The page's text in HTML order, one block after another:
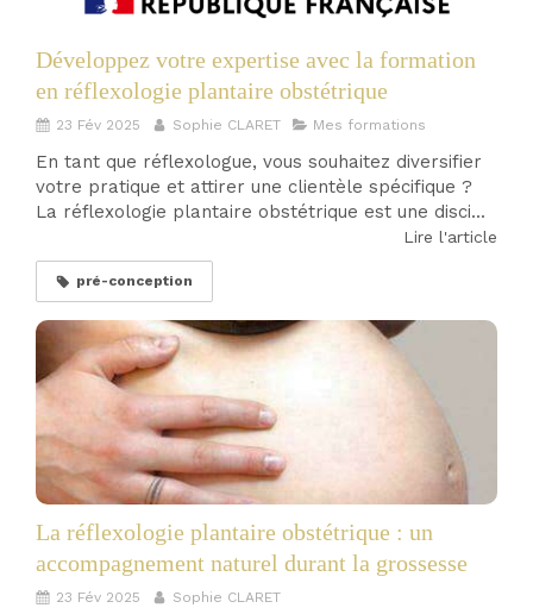
Développez votre expertise avec la formation
en réflexologie plantaire obstétrique
23 Fév 2025 Sophie CLARET Mes formations
En tant que réflexologue, vous souhaitez diversifier
votre pratique et attirer une clientèle spécifique ?
La réflexologie plantaire obstétrique est une disci...
Lire l'article
pré-conception
La réflexologie plantaire obstétrique : un
accompagnement naturel durant la grossesse
23 Fév 2025
Sophie CLARET